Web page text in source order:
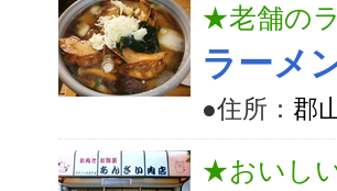
★老舗の
ラーメ
●住所： 郡
★おいし